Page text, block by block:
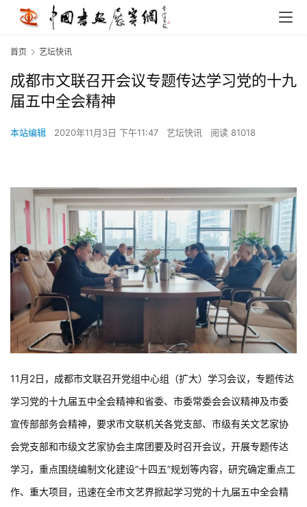
首页 艺坛快讯
成都市文联召开会议专题传达学习党的十九
届五中全会精神
本站编辑 2020年11月3日 下午11:47 艺坛快讯 阅读 81018
11月2日，成都市文联召开党组中心组（扩大）学习会议，专题传达
学习党的十九届五中全会精神和省委、市委常委会会议精神及市委
宣传部部务会精神，要求市文联机关各党支部、市级有关文艺家协
会党支部和市级文艺家协会主席团要及时召开会议，开展专题传达
学习，重点围绕编制文化建设“十四五”规划等内容，研究确定重点工
作、重大项目，迅速在全市文艺界掀起学习党的十九届五中全会精